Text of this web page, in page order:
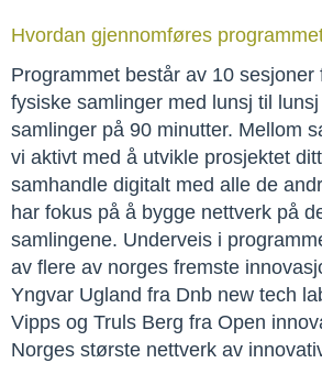
Hvordan gjennomføres
Programmet består av 10 sesjoner
fysiske samlinger med lunsj til
samlinger på 90 minutter. Mellom
vi aktivt med å utvikle prosjektet
samhandle digitalt med alle de
har fokus på å bygge nettverk på
samlingene. Underveis i
av flere av norges fremste
Yngvar Ugland fra Dnb new tech
Vipps og Truls Berg fra Open
Norges største nettverk av